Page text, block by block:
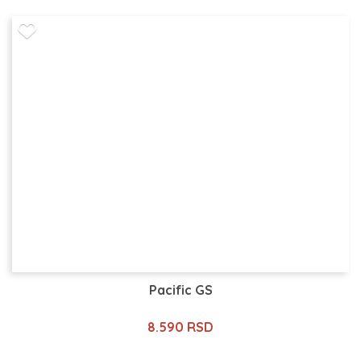
Pacific GS
8.590 RSD